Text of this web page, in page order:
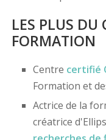
LES PLUS DU
FORMATION
Centre certifié
Formation et
Actrice de la
créatrice